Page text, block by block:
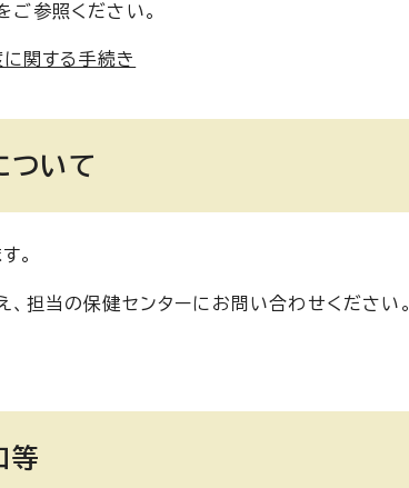
ご参照ください。
関する手続き
ついて
。
、担当の保健センターにお問い合わせください。
等